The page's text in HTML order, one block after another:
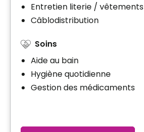
Entretien literie / vêtements
Câblodistribution
Soins
Aide au bain
Hygiène quotidienne
Gestion des médicaments